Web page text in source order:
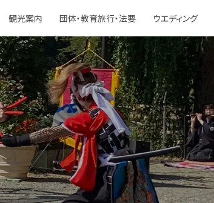
観光案内 団体・教育旅行・法要 ウエディング